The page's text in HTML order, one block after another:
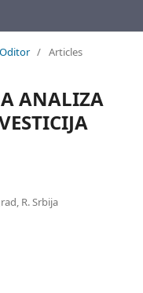
Oditor / Articles
ANALIZA
R. Srbija